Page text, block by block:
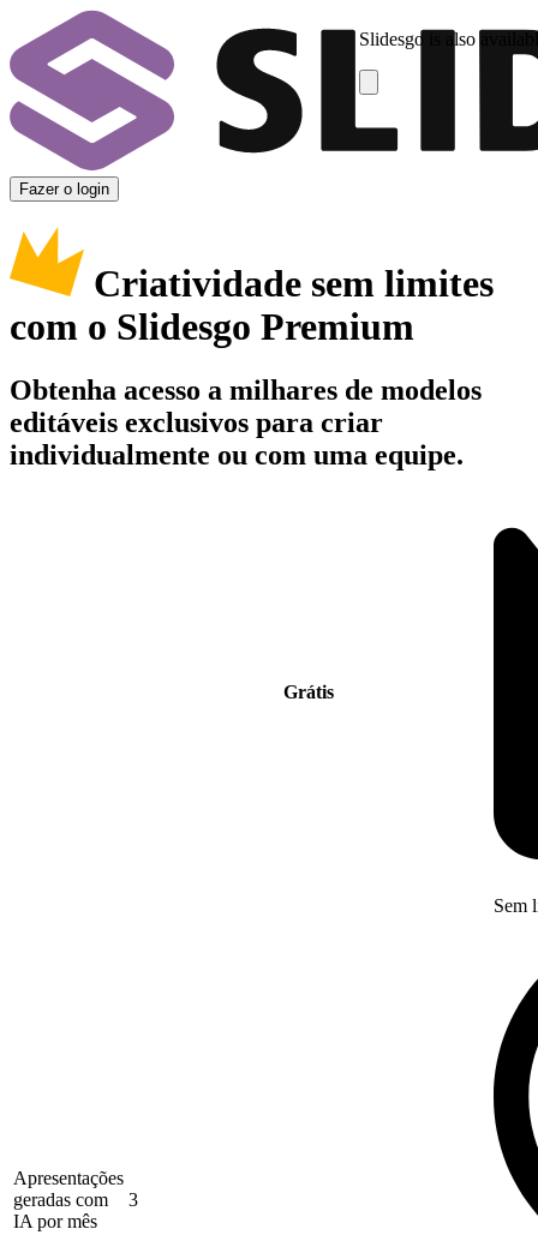
Slidesgo is also
Fazer o login
Criatividade sem limites
com o Slidesgo Premium
Obtenha acesso a milhares de modelos
editáveis exclusivos para criar
individualmente ou com uma equipe.
Grátis
Apresentações
geradas com
IA por mês
3
Sem